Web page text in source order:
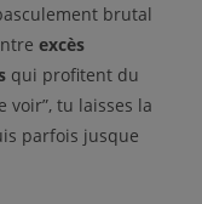
brutal
excès
qui profitent du
voir”, tu laisses la
parfois jusque